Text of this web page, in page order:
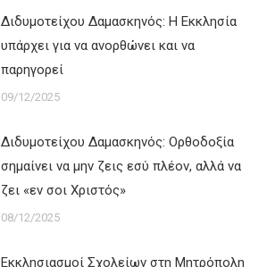
Διδυμοτείχου Δαμασκηνός: Η Εκκλησία
υπάρχει για να ανορθώνει και να
παρηγορεί
09/12/2025
Διδυμοτείχου Δαμασκηνός: Ορθοδοξία
σημαίνει να μην ζεις εσύ πλέον, αλλά να
ζει «εν σοι Χριστός»
08/12/2025
Εκκλησιασμοί Σχολείων στη Μητρόπολη